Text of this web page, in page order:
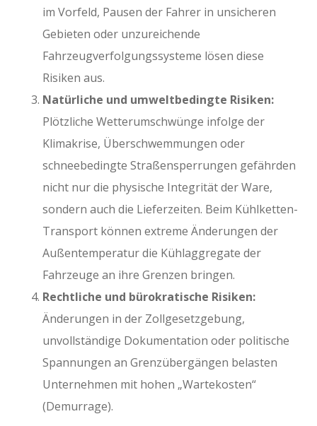
im Vorfeld, Pausen der Fahrer in unsicheren
Gebieten oder unzureichende
Fahrzeugverfolgungssysteme lösen diese
Risiken aus.
Natürliche und umweltbedingte Risiken:
Plötzliche Wetterumschwünge infolge der
Klimakrise, Überschwemmungen oder
schneebedingte Straßensperrungen gefährden
nicht nur die physische Integrität der Ware,
sondern auch die Lieferzeiten. Beim Kühlketten-
Transport können extreme Änderungen der
Außentemperatur die Kühlaggregate der
Fahrzeuge an ihre Grenzen bringen.
Rechtliche und bürokratische Risiken:
Änderungen in der Zollgesetzgebung,
unvollständige Dokumentation oder politische
Spannungen an Grenzübergängen belasten
Unternehmen mit hohen „Wartekosten“
(Demurrage).